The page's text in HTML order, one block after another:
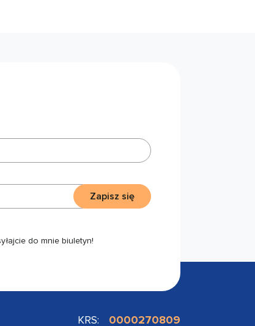
do mnie biuletyn!
Zapisz się
KRS: 0000270809